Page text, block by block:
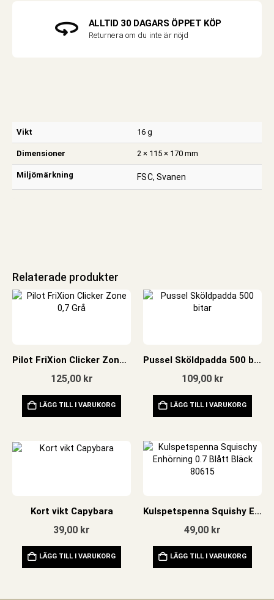
ALLTID 30 DAGARS ÖPPET KÖP
Returnera om du inte är nöjd
Vikt 16 g
Dimensioner 2 × 115 × 170 mm
Miljömärkning FSC, Svanen
Relaterade produkter
Pilot FriXion Clicker Zone 0,7 Grå
125,00 kr
LÄGG TILL I VARUKORG
Pussel Sköldpadda 500 bitar
109,00 kr
LÄGG TILL I VARUKORG
Kort vikt Capybara
39,00 kr
LÄGG TILL I VARUKORG
Kulspetspenna Squishy Enhörning 0.7 Blått Bläck
49,00 kr
LÄGG TILL I VARUKORG